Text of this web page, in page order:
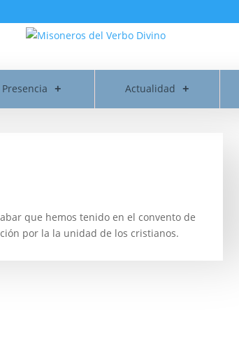
Presencia Actualidad
que hemos tenido en el convento de
por la la unidad de los cristianos.